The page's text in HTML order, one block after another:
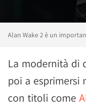
Alan Wake 2 è un
La modernità di
poi a esprimersi
con titoli come